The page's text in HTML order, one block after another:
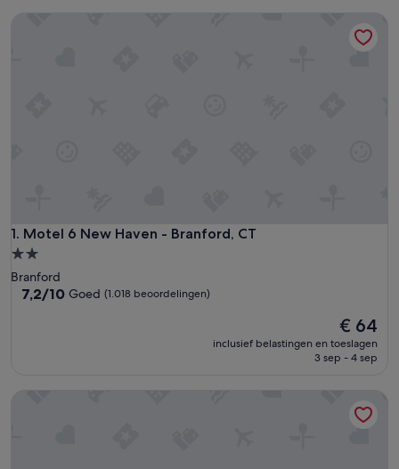
1. Motel 6 New Haven - Branford, CT
Motel 6 New Haven - Branford, CT
2.0-
sterrenaccommodatie
Branford
7.2
7,2/10 Goed (1.018 beoordelingen)
De
prijs
is
€ 64
inclusief belastingen en toeslagen
3 sep - 4 sep